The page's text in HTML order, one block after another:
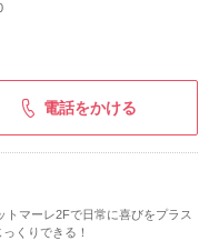
電話をかける
マーレ2Fで日常に喜びをプラス
くりできる！